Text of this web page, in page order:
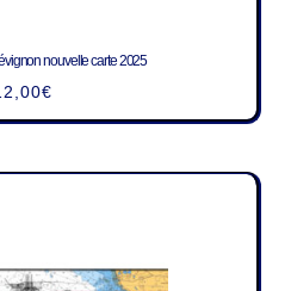
nouvelle carte 2025
€